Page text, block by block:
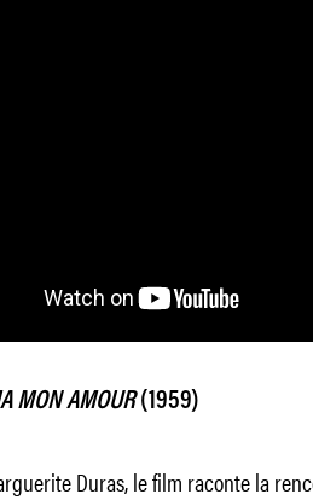
MON AMOUR(1959)
Duras, le film raconte la